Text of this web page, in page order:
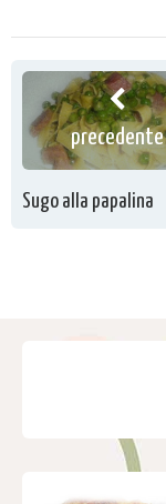
precedente
Sugo alla papalina